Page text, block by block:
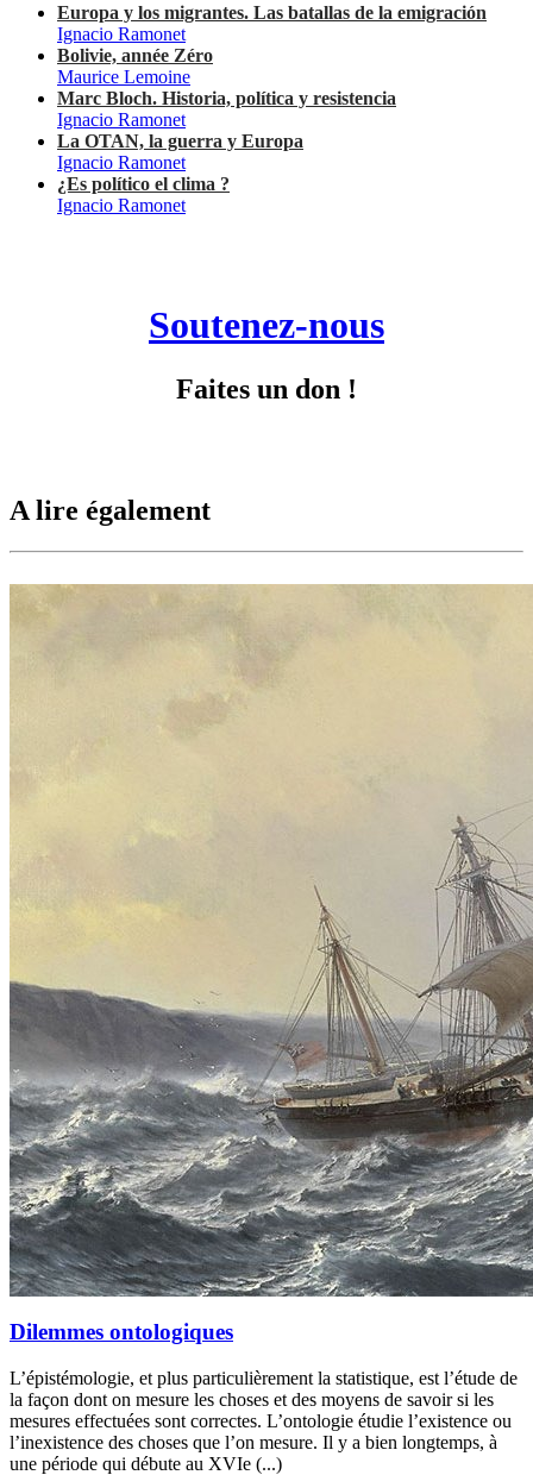
Europa y los migrantes. Las batallas de la emigración
Ignacio Ramonet
Bolivie, année Zéro
Maurice Lemoine
Marc Bloch. Historia, política y resistencia
Ignacio Ramonet
La OTAN, la guerra y Europa
Ignacio Ramonet
¿Es político el clima ?
Ignacio Ramonet
Soutenez-nous
Faites un don !
A lire également
Dilemmes ontologiques
L’épistémologie, et plus particulièrement la statistique, est l’étude de
la façon dont on mesure les choses et des moyens de savoir si les
mesures effectuées sont correctes. L’ontologie étudie l’existence ou
l’inexistence des choses que l’on mesure. Il y a bien longtemps, à
une période qui débute au XVIe (...)